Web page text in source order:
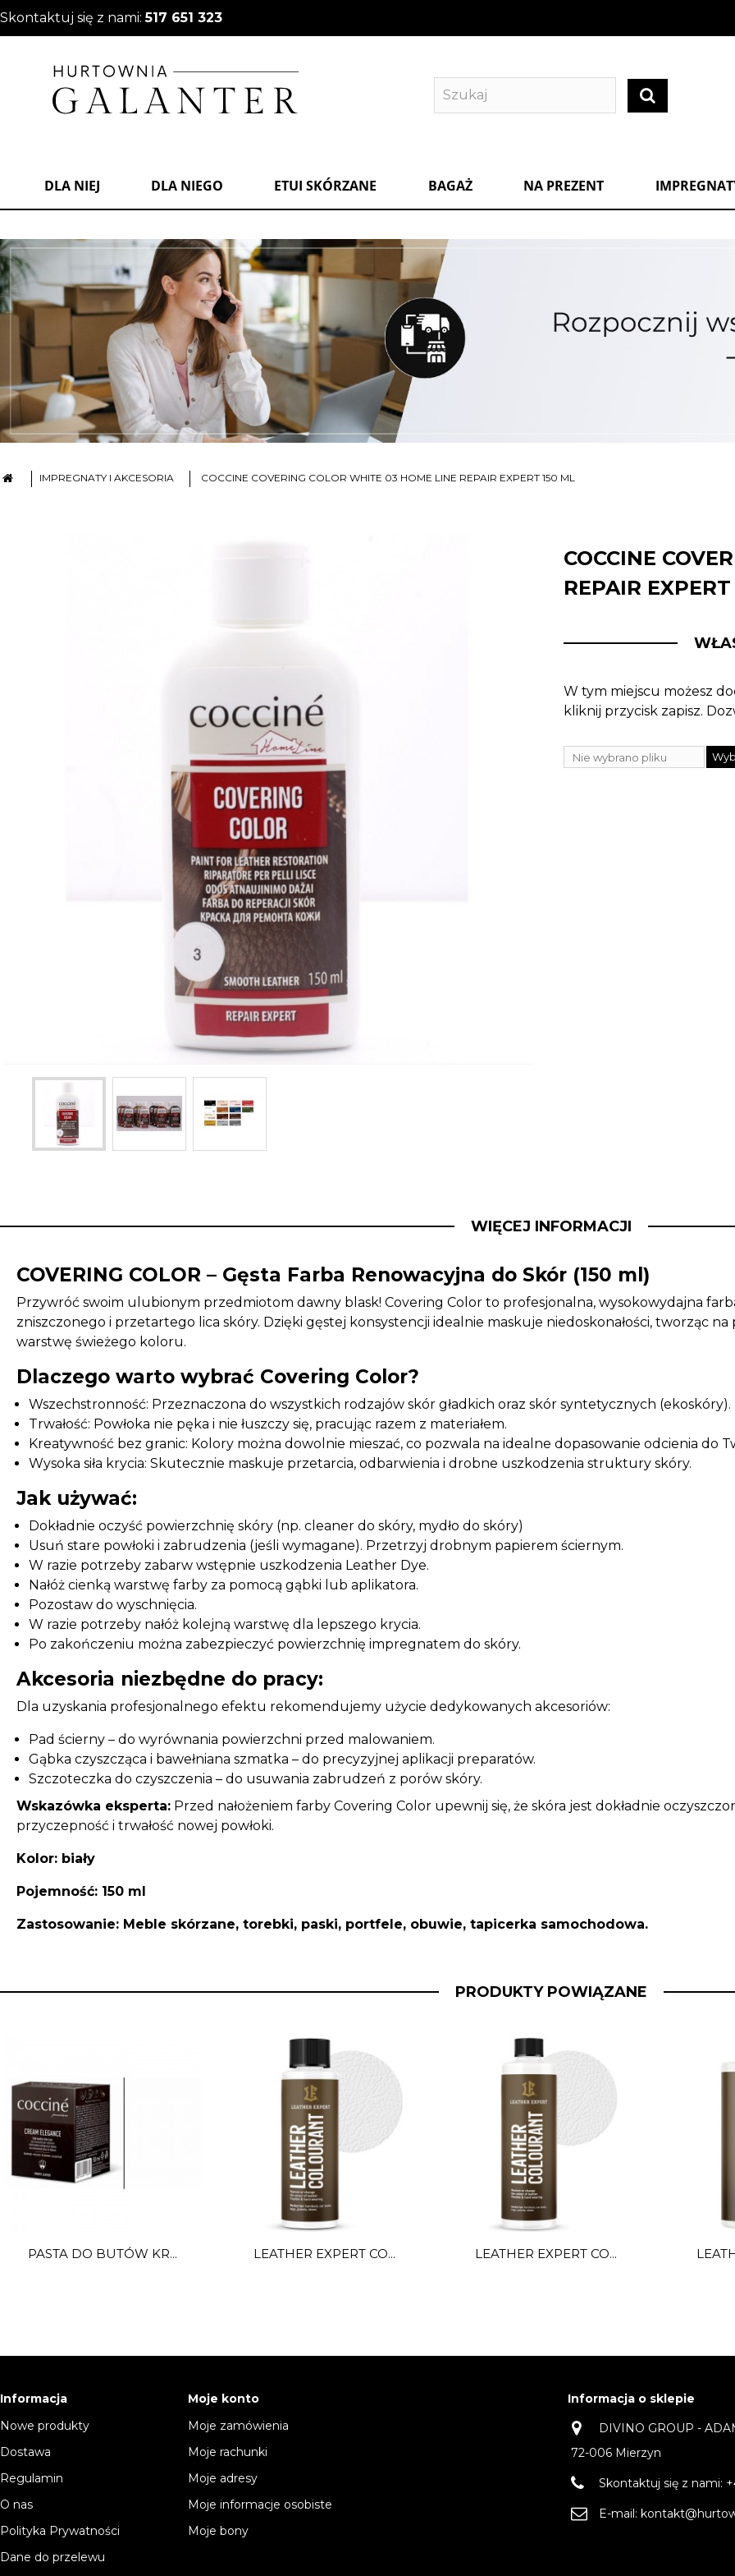
Skontaktuj się z nami:517 651 323
DLA NIEJ DLA NIEGO ETUI SKÓRZANE BAGAŻ NA PREZENT
IMPREGNATY I AKCESORIA COCCINE COVERING COLOR WHITE 03 HOME LINE REPAIR EXPERT 150 ML
COCCINE
REPAIR
W tym miejscu możesz
kliknij przycisk zapisz.
Nie wybrano pliku
WIĘCEJ INFORMACJI
COVERING COLOR – Gęsta Farba Renowacyjna do Skór (150 ml)
Przywróć swoim ulubionym przedmiotom dawny blask! Covering Color to profesjonalna, wysokowydajna
zniszczonego i przetartego lica skóry. Dzięki gęstej konsystencji idealnie maskuje niedoskonałości, tworząc
warstwę świeżego koloru.
Dlaczego warto wybrać Covering Color?
Wszechstronność: Przeznaczona do wszystkich rodzajów skór gładkich oraz skór syntetycznych (ekoskóry).
Trwałość: Powłoka nie pęka i nie łuszczy się, pracując razem z materiałem.
Kreatywność bez granic: Kolory można dowolnie mieszać, co pozwala na idealne dopasowanie odcienia do
Wysoka siła krycia: Skutecznie maskuje przetarcia, odbarwienia i drobne uszkodzenia struktury skóry.
Jak używać:
Dokładnie oczyść powierzchnię skóry (np. cleaner do skóry, mydło do skóry)
Usuń stare powłoki i zabrudzenia (jeśli wymagane). Przetrzyj drobnym papierem ściernym.
W razie potrzeby zabarw wstępnie uszkodzenia Leather Dye.
Nałóż cienką warstwę farby za pomocą gąbki lub aplikatora.
Pozostaw do wyschnięcia.
W razie potrzeby nałóż kolejną warstwę dla lepszego krycia.
Po zakończeniu można zabezpieczyć powierzchnię impregnatem do skóry.
Akcesoria niezbędne do pracy:
Dla uzyskania profesjonalnego efektu rekomendujemy użycie dedykowanych akcesoriów:
Pad ścierny – do wyrównania powierzchni przed malowaniem.
Gąbka czyszcząca i bawełniana szmatka – do precyzyjnej aplikacji preparatów.
Szczoteczka do czyszczenia – do usuwania zabrudzeń z porów skóry.
Wskazówka eksperta: Przed nałożeniem farby Covering Color upewnij się, że skóra jest dokładnie
przyczepność i trwałość nowej powłoki.
Kolor: biały
Pojemność: 150 ml
Zastosowanie: Meble skórzane, torebki, paski, portfele, obuwie, tapicerka samochodowa.
PRODUKTY POWIĄZANE
PASTA DO BUTÓW KR... LEATHER EXPERT CO... LEATHER EXPERT CO...
Informacja
Nowe produkty
Dostawa
Regulamin
O nas
Polityka Prywatności
Dane do przelewu
Moje konto
Moje zamówienia
Moje rachunki
Moje adresy
Moje informacje osobiste
Moje bony
Informacja o sklepie
DIVINO GROUP -
72-006 Mierzyn
Skontaktuj się z nami:
E-mail: